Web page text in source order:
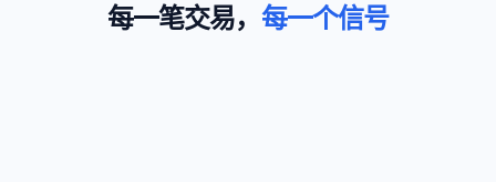
每一笔交易， 每一个信号